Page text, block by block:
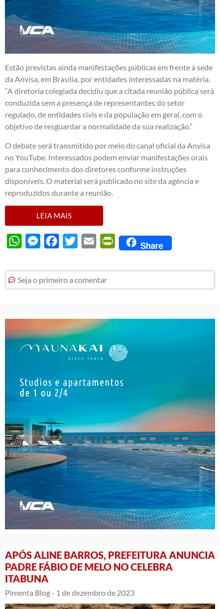
Estão previstas ainda manifestações públicas em frente à sede
da Anvisa, em Brasília, por entidades interessadas na matéria.
“A diretoria colegiada decidiu que a citada reunião pública será
conduzida sem a presença de representantes do setor
regulado, de entidades civis e da população em geral, com o
objetivo de resguardar a normalidade da sua realização.”
O debate será transmitido por meio do canal oficial da Anvisa
no YouTube. Interessados podem enviar manifestações orais
para conhecimento dos diretores conforme instruções
disponíveis. O material será publicado no site da agência e
reproduzidos durante a reunião.
LEIA MAIS
WhatsAppMessengerFacebook
Twitter Email PrintFriendly
Share
Seja o primeiro a comentar
APÓS ALINE BARROS, PREFEITURA ANUNCIA
PADRE FÁBIO DE MELO NO CELEBRA
ITABUNA
Pimenta Blog - 1 de dezembro de 2023